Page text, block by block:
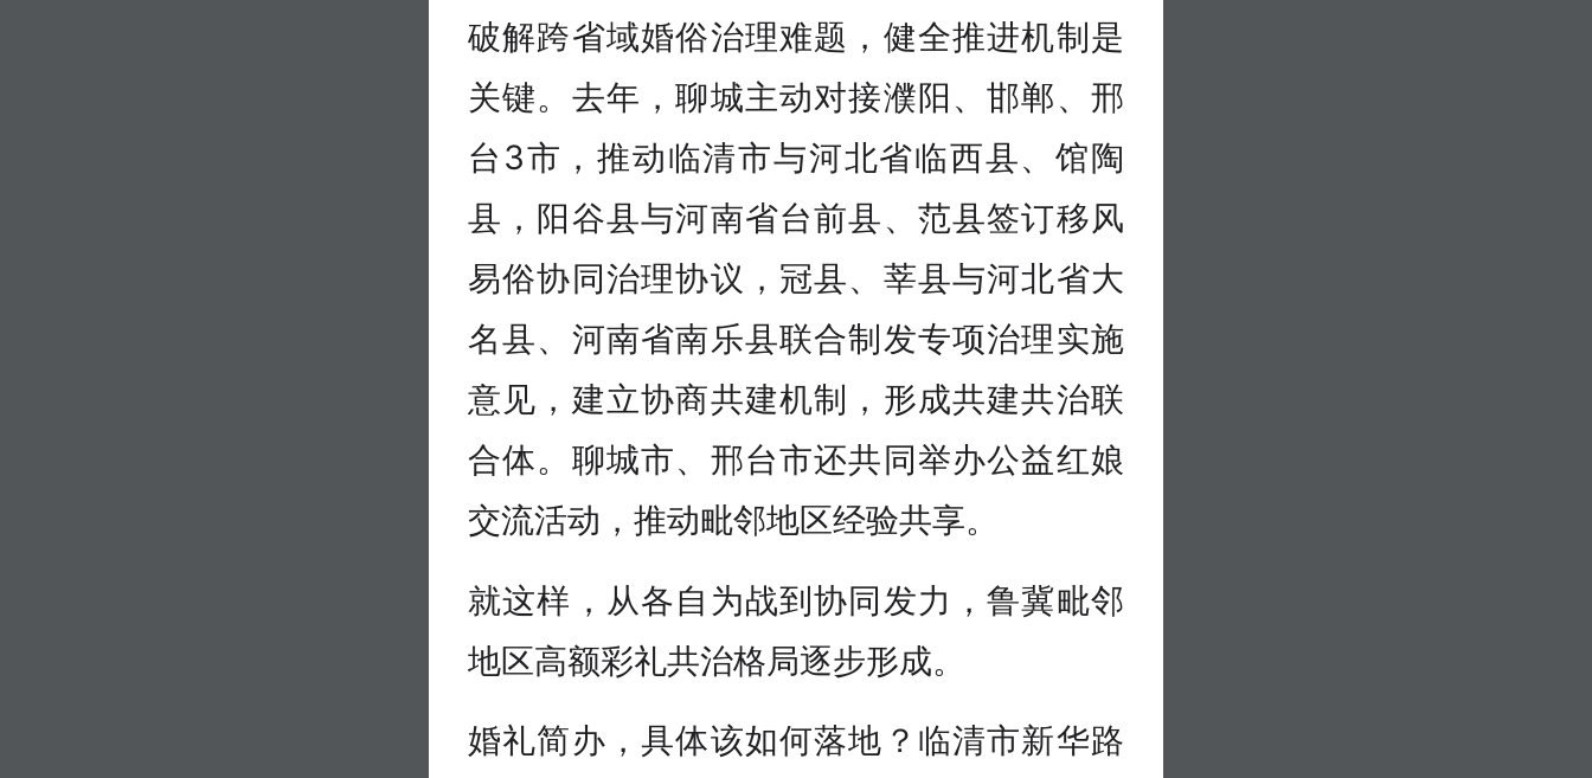
破解跨省域婚俗治理难题，健全推进机制是
关键。去年，聊城主动对接濮阳、邯郸、邢
台3市，推动临清市与河北省临西县、馆陶
县，阳谷县与河南省台前县、范县签订移风
易俗协同治理协议，冠县、莘县与河北省大
名县、河南省南乐县联合制发专项治理实施
意见，建立协商共建机制，形成共建共治联
合体。聊城市、邢台市还共同举办公益红娘
交流活动，推动毗邻地区经验共享。
就这样，从各自为战到协同发力，鲁冀毗邻
地区高额彩礼共治格局逐步形成。
婚礼简办，具体该如何落地？临清市新华路